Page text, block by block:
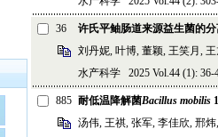
36
许氏平鲉肠道来源益生菌的
刘丹妮, 叶博, 董颖, 王笑月,
水产科学 2025 Vol.44 (1): 36-
885 耐低温降解菌Bacillus mobilis
汤伟, 王祺, 张军, 李佳欣, 邢